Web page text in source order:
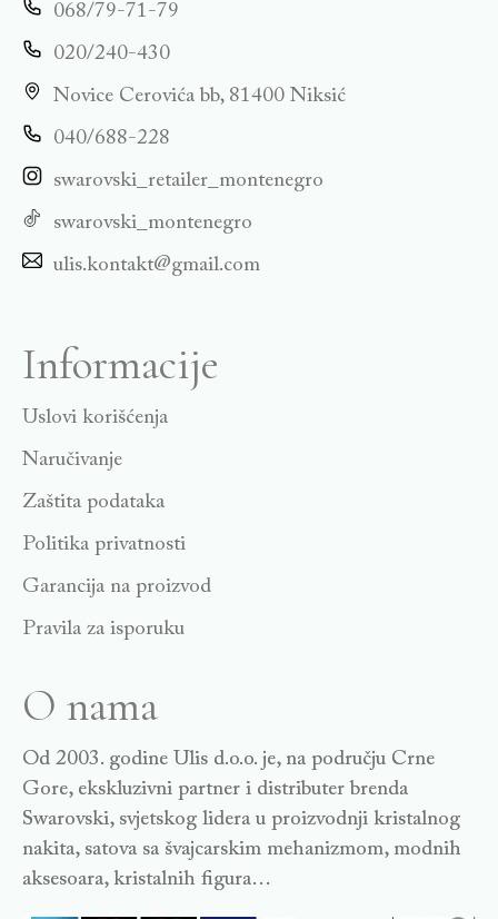
068/79-71-79
020/240-430
Novice Cerovića bb, 81400 Niksić
040/688-228
swarovski_retailer_montenegro
swarovski_montenegro
ulis.kontakt@gmail.com
Informacije
Uslovi korišćenja
Naručivanje
Zaštita podataka
Politika privatnosti
Garancija na proizvod
Pravila za isporuku
O nama
Od 2003. godine Ulis d.o.o. je, na području Crne
Gore, ekskluzivni partner i distributer brenda
Swarovski, svjetskog lidera u proizvodnji kristalnog
nakita, satova sa švajcarskim mehanizmom, modnih
aksesoara, kristalnih figura…